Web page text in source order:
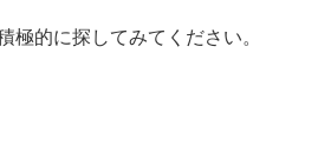
極的に探してみてください。